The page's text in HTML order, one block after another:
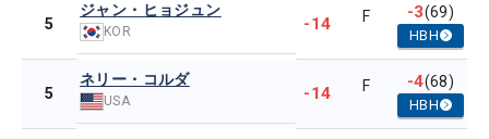
5
ジャン・ヒョジュン
KOR -14 F -3(69)
HBH
5
ネリー・コルダ
USA -14 F -4(68)
HBH